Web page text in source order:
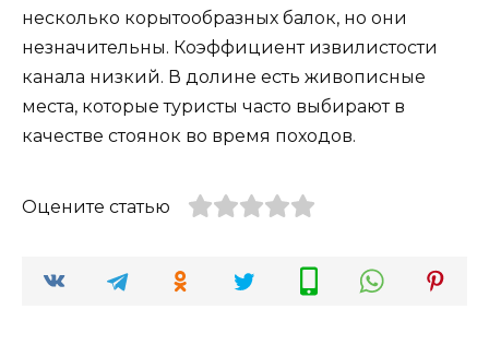
несколько корытообразных балок, но они
незначительны. Коэффициент извилистости
канала низкий. В долине есть живописные
места, которые туристы часто выбирают в
качестве стоянок во время походов.
Оцените статью